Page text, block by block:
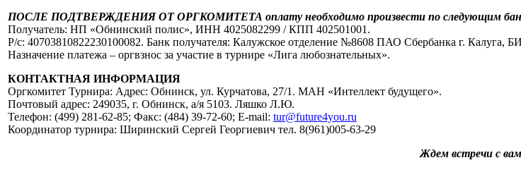
ПОСЛЕ ПОДТВЕРЖДЕНИЯ ОТ ОРГКОМИТЕТА оплату необходимо произвести по следующим
Получатель: НП «Обнинский полис», ИНН 4025082299 / КПП 402501001.
Р/с: 40703810822230100082. Банк получателя: Калужское отделение №8608 ПАО Сбербанка г. Калуга,
Назначение платежа – оргвзнос за участие в турнире «Лига любознательных».
КОНТАКТНАЯ ИНФОРМАЦИЯ
Оргкомитет Турнира: Адрес: Обнинск, ул. Курчатова, 27/1. МАН «Интеллект будущего».
Почтовый адрес: 249035, г. Обнинск, а/я 5103. Ляшко Л.Ю.
Телефон: (499) 281-62-85; Факс: (484) 39-72-60; E-mail: tur@future4you.ru
Координатор турнира: Ширинский Сергей Георгиевич тел. 8(961)005-63-29
Ждем встречи с